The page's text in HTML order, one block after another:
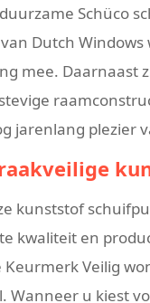
Schüco
Dutch
mee. Daarnaast
jarenlang plezier
kunststof
kwaliteit en
Keurmerk Veilig
Wanneer u kiest